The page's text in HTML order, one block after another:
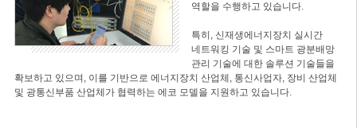
역할을 수행하고 있습니다.
특히, 신재생에너지장치 실시간
네트워킹 기술 및 스마트 광분배망
관리 기술에 대한 솔루션 기술들을
확보하고 있으며, 이를 기반으로 에너지장치 산업체, 통신사업자, 장비 산업체
및 광통신부품 산업체가 협력하는 에코 모델을 지원하고 있습니다.